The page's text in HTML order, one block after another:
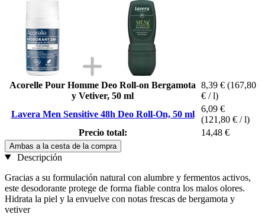
Acorelle Pour Homme Deo Roll-on Bergamota
y Vetiver, 50 ml
8,39 € (167,80
€ / l)
Lavera Men Sensitive 48h Deo Roll-On, 50 ml
6,09 €
(121,80 € / l)
Precio total:
14,48 €
Ambas a la cesta de la compra
Descripción
Gracias a su formulación natural con alumbre y fermentos activos,
este desodorante protege de forma fiable contra los malos olores.
Hidrata la piel y la envuelve con notas frescas de bergamota y
vetiver